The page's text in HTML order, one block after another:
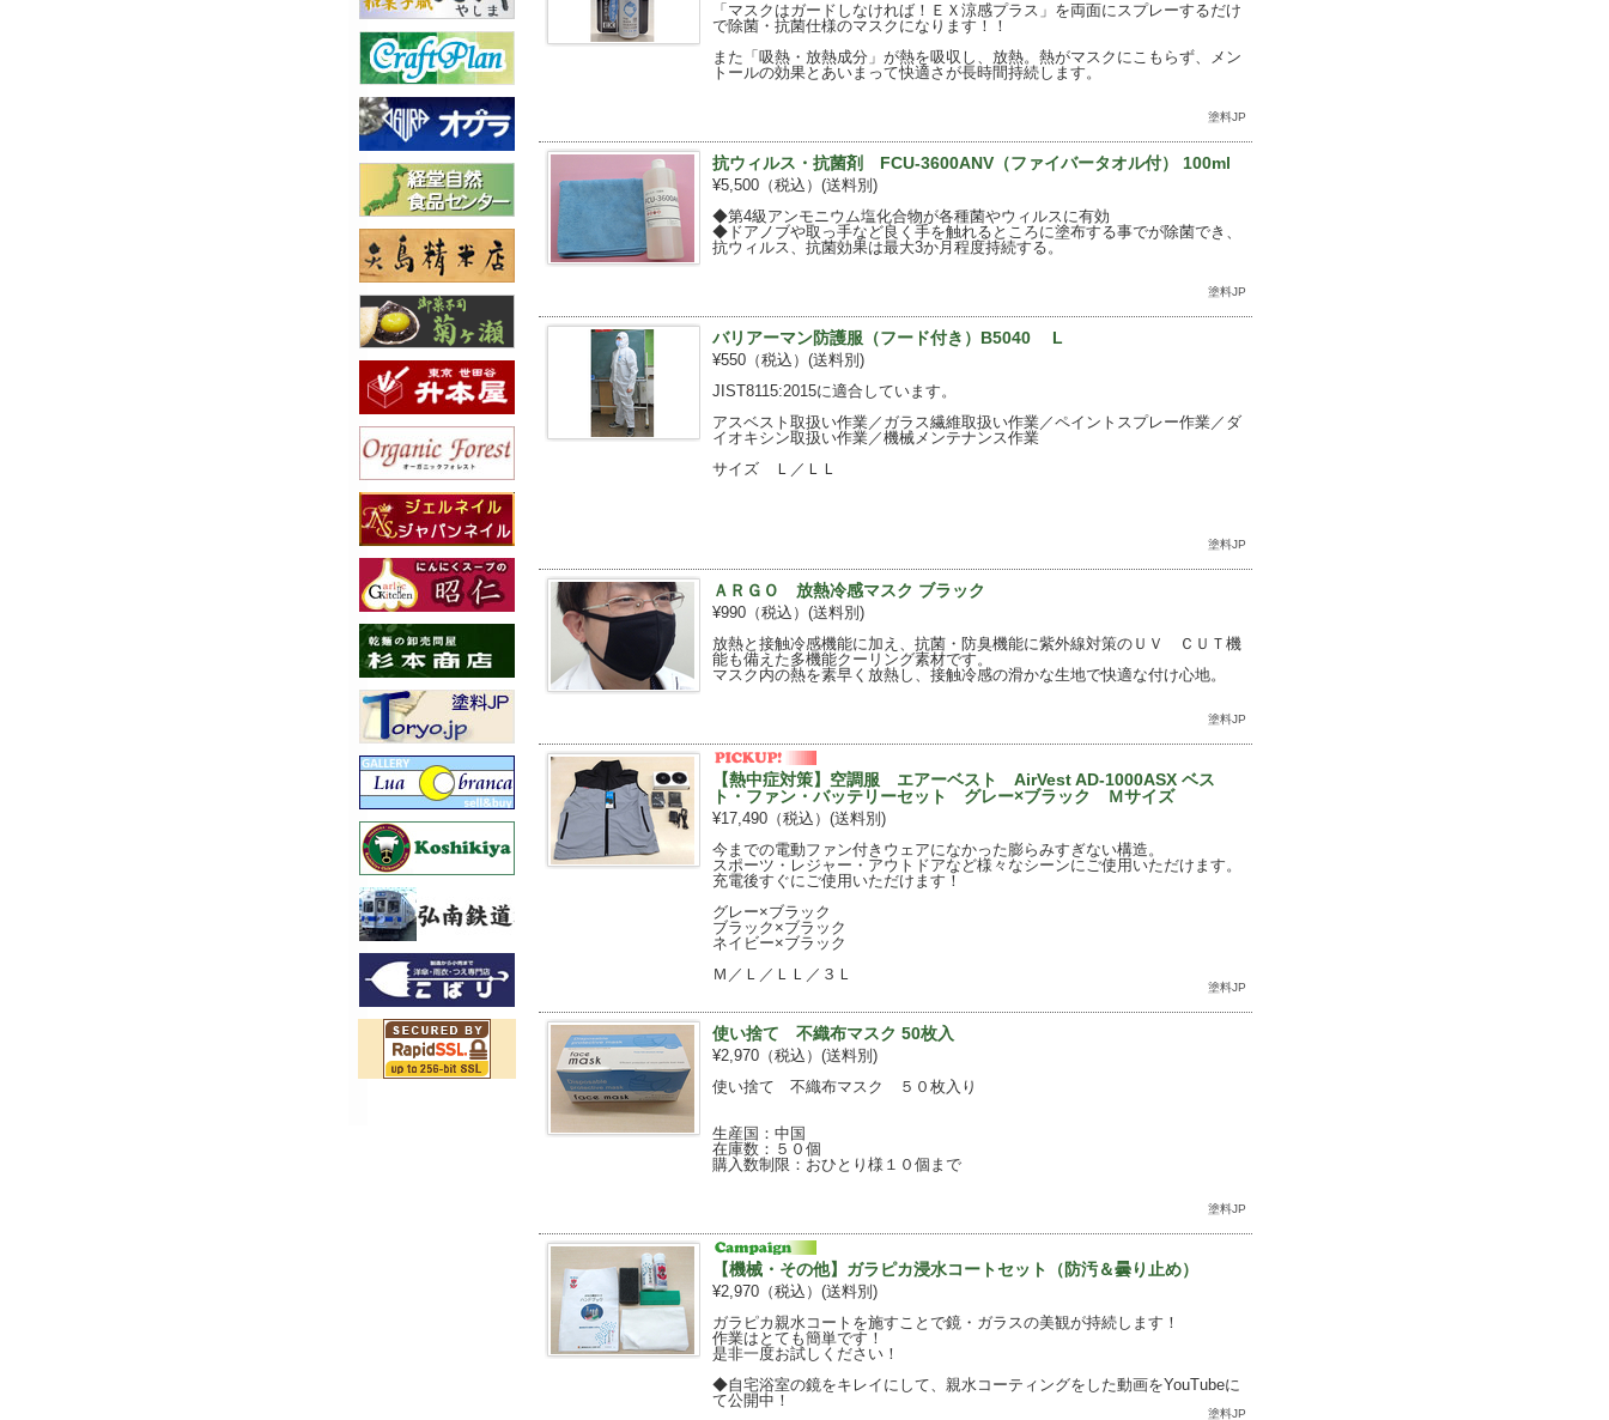
「マスクはガードしなければ！ＥＸ涼感プラス」を両面にスプレーするだけ
で除菌・抗菌仕様のマスクになります！！
また「吸熱・放熱成分」が熱を吸収し、放熱。熱がマスクにこもらず、メン
トールの効果とあいまって快適さが長時間持続します。
塗料JP
抗ウィルス・抗菌剤 FCU-3600ANV（ファイバータオル付） 100ml
¥5,500（税込） (送料別)
◆第4級アンモニウム塩化合物が各種菌やウィルスに有効
◆ドアノブや取っ手など良く手を触れるところに塗布する事でが除菌でき、
抗ウィルス、抗菌効果は最大3か月程度持続する。
塗料JP
バリアーマン防護服（フード付き）B5040 L
¥550（税込） (送料別)
JIST8115:2015に適合しています。
アスベスト取扱い作業／ガラス繊維取扱い作業／ペイントスプレー作業／ダ
イオキシン取扱い作業／機械メンテナンス作業
サイズ Ｌ／ＬＬ
塗料JP
ＡＲＧＯ 放熱冷感マスク ブラック
¥990（税込） (送料別)
放熱と接触冷感機能に加え、抗菌・防臭機能に紫外線対策のＵＶ ＣＵＴ機
能も備えた多機能クーリング素材です。
マスク内の熱を素早く放熱し、接触冷感の滑かな生地で快適な付け心地。
塗料JP
【熱中症対策】空調服 エアーベスト AirVest AD-1000ASX ベス
ト・ファン・バッテリーセット グレー×ブラック Ｍサイズ
¥17,490（税込） (送料別)
今までの電動ファン付きウェアになかった膨らみすぎない構造。
スポーツ・レジャー・アウトドアなど様々なシーンにご使用いただけます。
充電後すぐにご使用いただけます！
グレー×ブラック
ブラック×ブラック
ネイビー×ブラック
Ｍ／Ｌ／ＬＬ／３Ｌ
塗料JP
使い捨て 不織布マスク 50枚入
¥2,970（税込） (送料別)
使い捨て 不織布マスク ５０枚入り
生産国：中国
在庫数：５０個
購入数制限：おひとり様１０個まで
塗料JP
【機械・その他】ガラピカ浸水コートセット（防汚＆曇り止め）
¥2,970（税込） (送料別)
ガラピカ親水コートを施すことで鏡・ガラスの美観が持続します！
作業はとても簡単です！
是非一度お試しください！
◆自宅浴室の鏡をキレイにして、親水コーティングをした動画をYouTubeに
て公開中！
塗料JP